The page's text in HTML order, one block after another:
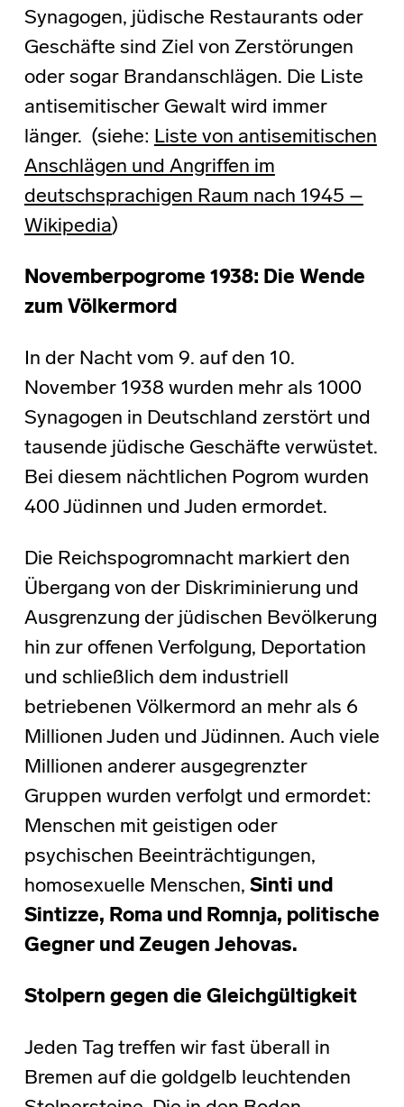
Synagogen, jüdische Restaurants oder
Geschäfte sind Ziel von Zerstörungen
oder sogar Brandanschlägen. Die Liste
antisemitischer Gewalt wird immer
länger. (siehe: Liste von antisemitischen
Anschlägen und Angriffen im
deutschsprachigen Raum nach 1945 –
Wikipedia)
Novemberpogrome 1938: Die Wende
zum Völkermord
In der Nacht vom 9. auf den 10.
November 1938 wurden mehr als 1000
Synagogen in Deutschland zerstört und
tausende jüdische Geschäfte verwüstet.
Bei diesem nächtlichen Pogrom wurden
400 Jüdinnen und Juden ermordet.
Die Reichspogromnacht markiert den
Übergang von der Diskriminierung und
Ausgrenzung der jüdischen Bevölkerung
hin zur offenen Verfolgung, Deportation
und schließlich dem industriell
betriebenen Völkermord an mehr als 6
Millionen Juden und Jüdinnen. Auch viele
Millionen anderer ausgegrenzter
Gruppen wurden verfolgt und ermordet:
Menschen mit geistigen oder
psychischen Beeinträchtigungen,
homosexuelle Menschen, Sinti und
Sintizze, Roma und Romnja, politische
Gegner und Zeugen Jehovas.
Stolpern gegen die Gleichgültigkeit
Jeden Tag treffen wir fast überall in
Bremen auf die goldgelb leuchtenden